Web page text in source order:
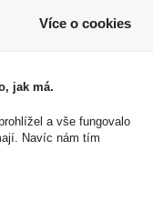
Více o cookies
jak má.
a vše fungovalo
Navíc nám tím